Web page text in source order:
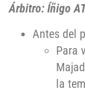
Árbitro: Íñigo
Antes del
Para
la